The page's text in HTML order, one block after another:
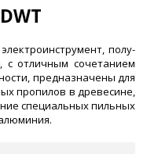
полу-
с отличным сочетанием
предназначены для
пропилов в древесине,
специальных пильных